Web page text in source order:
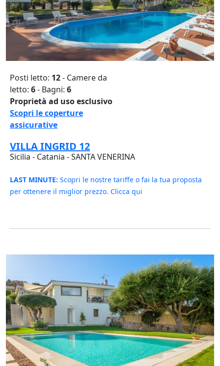
Posti letto: 12- Camere da
letto: 6- Bagni: 6
Proprietà ad uso esclusivo
Scopri le coperture
assicurative
VILLA INGRID 12
Sicilia - Catania - SANTA VENERINA
LAST MINUTE: Scopri le nostre tariffe o fai la tua proposta
per ottenere il miglior prezzo. Clicca qui